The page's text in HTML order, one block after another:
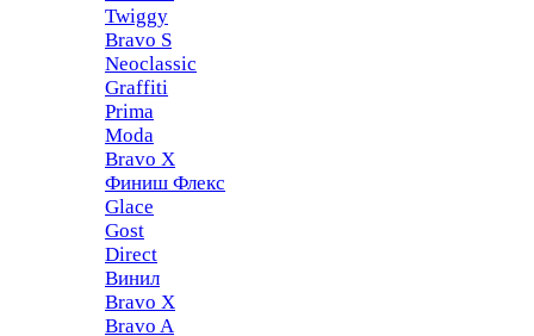
Twiggy
Bravo S
Neoclassic
Graffiti
Prima
Moda
Bravo X
Финиш Флекс
Glace
Gost
Direct
Винил
Bravo X
Bravo A